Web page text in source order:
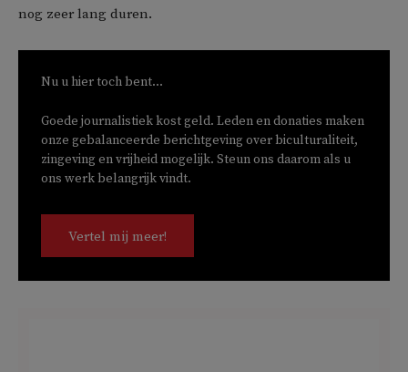
nog zeer lang duren.
Nu u hier toch bent...
Goede journalistiek kost geld. Leden en donaties maken
onze gebalanceerde berichtgeving over biculturaliteit,
zingeving en vrijheid mogelijk. Steun ons daarom als u
ons werk belangrijk vindt.
Vertel mij meer!